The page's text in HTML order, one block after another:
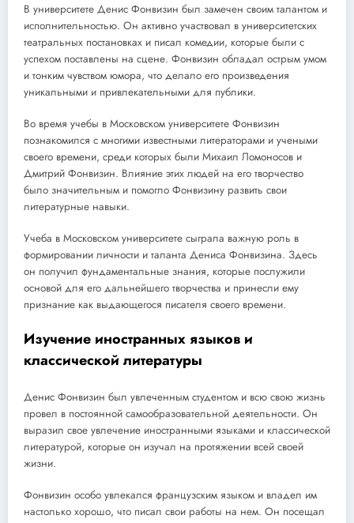
В университете Денис Фонвизин был замечен своим талантом и
исполнительностью. Он активно участвовал в университетских
театральных постановках и писал комедии, которые были с
успехом поставлены на сцене. Фонвизин обладал острым умом
и тонким чувством юмора, что делало его произведения
уникальными и привлекательными для публики.
Во время учебы в Московском университете Фонвизин
познакомился с многими известными литераторами и учеными
своего времени, среди которых были Михаил Ломоносов и
Дмитрий Фонвизин. Влияние этих людей на его творчество
было значительным и помогло Фонвизину развить свои
литературные навыки.
Учеба в Московском университете сыграла важную роль в
формировании личности и таланта Дениса Фонвизина. Здесь
он получил фундаментальные знания, которые послужили
основой для его дальнейшего творчества и принесли ему
признание как выдающегося писателя своего времени.
Изучение иностранных языков и
классической литературы
Денис Фонвизин был увлеченным студентом и всю свою жизнь
провел в постоянной самообразовательной деятельности. Он
выразил свое увлечение иностранными языками и классической
литературой, которые он изучал на протяжении всей своей
жизни.
Фонвизин особо увлекался французским языком и владел им
настолько хорошо, что писал свои работы на нем. Он посещал